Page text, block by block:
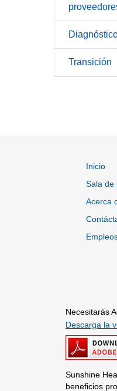
Transición
Inicio
Sala de
Acerca
Necesitarás
Descarga la
Sunshine
beneficios